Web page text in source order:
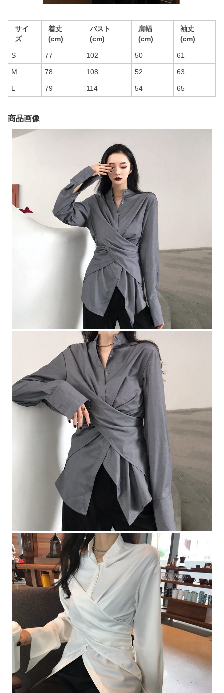
サイ
ズ
着丈
(cm)
バスト
(cm)
肩幅
(cm)
袖丈
(cm)
S 77 102 50 61
M 78 108 52 63
L 79 114 54 65
商品画像